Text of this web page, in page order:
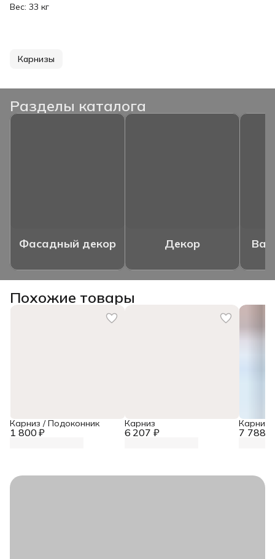
Вес: 33 кг
Карнизы
Разделы каталога
Фасадный декор Декор
Похожие товары
1 800 ₽
Карниз / Подоконник
6 207 ₽
Карниз
7 788 ₽
Карниз